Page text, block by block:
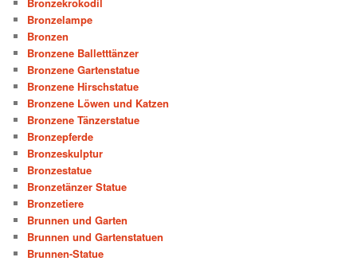
Bronzelampe
Bronzen
Bronzene Balletttänzer
Bronzene Gartenstatue
Bronzene Hirschstatue
Bronzene Löwen und Katzen
Bronzene Tänzerstatue
Bronzepferde
Bronzeskulptur
Bronzestatue
Bronzetänzer Statue
Bronzetiere
Brunnen und Garten
Brunnen und Gartenstatuen
Brunnen-Statue